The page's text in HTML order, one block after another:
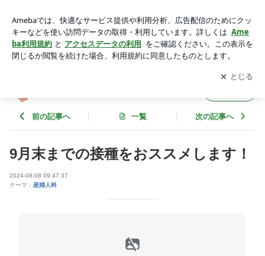
公式ブログアプリをダウンロードして ブログの更新通知
を受け取りまし
ょう。
開く
前の記事へ 一覧 次の記事へ
9月末までの接種をおススメします！
2024-08-08 09:47:37
テーマ： 産婦人科